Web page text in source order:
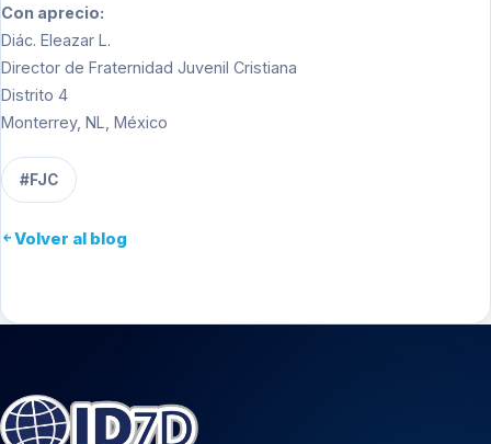
Con aprecio:
Diác. Eleazar L.
Director de Fraternidad Juvenil Cristiana
Distrito 4
Monterrey, NL, México
#FJC
Volver al blog